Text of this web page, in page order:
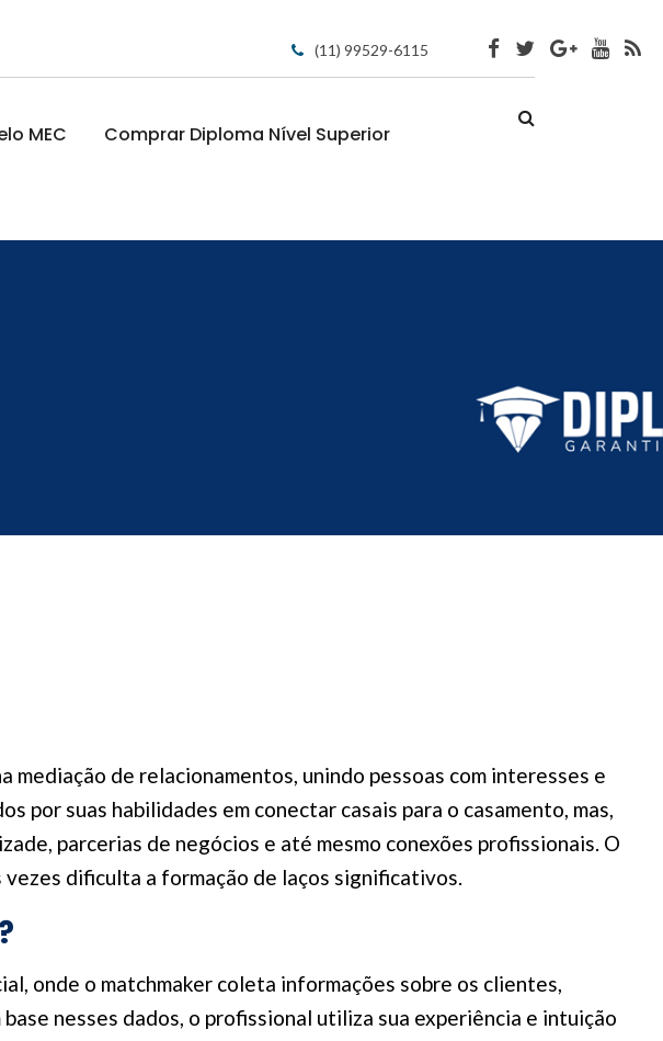
(11) 99529-6115
MEC Comprar Diploma Nível Superior
de relacionamentos, unindo pessoas com interesses e
por suas habilidades em conectar casais para o casamento, mas,
parcerias de negócios e até mesmo conexões profissionais. O
vezes dificulta a formação de laços significativos.
onde o matchmaker coleta informações sobre os clientes,
nesses dados, o profissional utiliza sua experiência e intuição